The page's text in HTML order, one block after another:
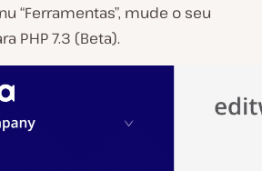
“Ferramentas”, mude o seu
PHP 7.3 (Beta).